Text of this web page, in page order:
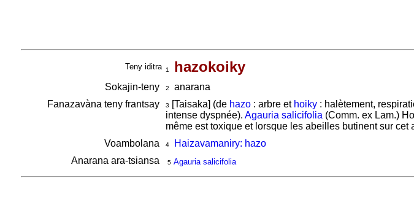
Teny iditra 1 hazokoiky
Sokajin-teny 2
anarana
Fanazavàna teny frantsay
3 [Taisaka] (de hazo: arbre et hoiky: halètement,
intense dyspnée). Agauria salicifolia (Comm. ex Lam.)
même est toxique et lorsque les abeilles butinent sur
Voambolana 4
Haizavamaniry: hazo
Anarana ara-tsiansa
5 Agauria salicifolia